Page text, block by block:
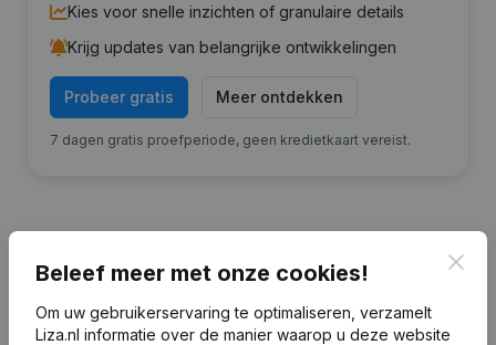
Kies voor snelle inzichten of granulaire details
Krijg updates van belangrijke ontwikkelingen
Probeer gratis Meer ontdekken
7 dagen gratis proefperiode, geen kredietkaart vereist.
Financiële gegevens van Jan Krediet
Beheer
Beleef meer met onze cookies!
Om uw gebruikerservaring te optimaliseren, verzamelt
Liza.nl informatie over de manier waarop u deze website